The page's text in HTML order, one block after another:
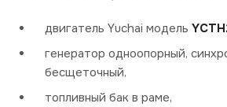
двигатель Yuchai модель
генератор одноопорный,
бесщеточный,
топливный бак в раме,